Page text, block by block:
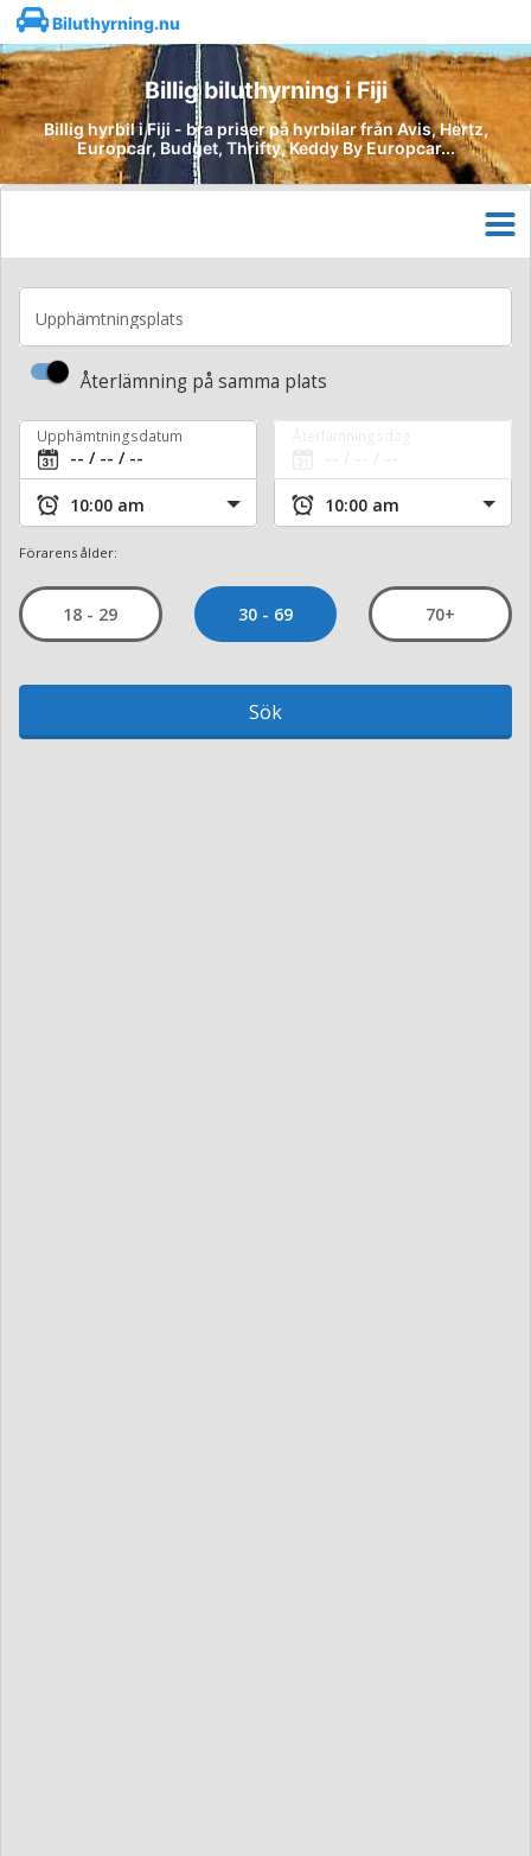
Biluthyrning.nu
Billig biluthyrning i Fiji
Billig hyrbil i Fiji - bra priser på hyrbilar från Avis, Hertz,
Europcar, Budget, Thrifty, Keddy By Europcar...
Upphämtningsplats
Återlämning på samma plats
Upphämtningsdatum
Förarens ålder:
18 - 29 30 - 69 70+
Sök